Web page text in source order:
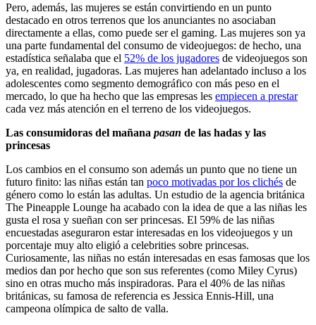
Pero, además, las mujeres se están convirtiendo en un punto
destacado en otros terrenos que los anunciantes no asociaban
directamente a ellas, como puede ser el gaming. Las mujeres son ya
una parte fundamental del consumo de videojuegos: de hecho, una
estadística señalaba que el 52% de los jugadores de videojuegos son
ya, en realidad, jugadoras. Las mujeres han adelantado incluso a los
adolescentes como segmento demográfico con más peso en el
mercado, lo que ha hecho que las empresas les empiecen a prestar
cada vez más atención en el terreno de los videojuegos.
Las consumidoras del mañana pasan de las hadas y las
princesas
Los cambios en el consumo son además un punto que no tiene un
futuro finito: las niñas están tan poco motivadas por los clichés de
género como lo están las adultas. Un estudio de la agencia británica
The Pineapple Lounge ha acabado con la idea de que a las niñas les
gusta el rosa y sueñan con ser princesas. El 59% de las niñas
encuestadas aseguraron estar interesadas en los videojuegos y un
porcentaje muy alto eligió a celebrities sobre princesas.
Curiosamente, las niñas no están interesadas en esas famosas que los
medios dan por hecho que son sus referentes (como Miley Cyrus)
sino en otras mucho más inspiradoras. Para el 40% de las niñas
británicas, su famosa de referencia es Jessica Ennis-Hill, una
campeona olímpica de salto de valla.